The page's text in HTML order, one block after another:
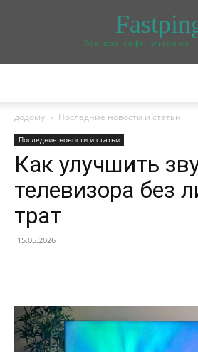
Все про софт, windows,
додому Последние новости и статьи
Последние новости и статьи
Как улучшить
телевизора без
трат
15.05.2026